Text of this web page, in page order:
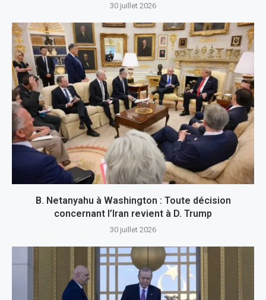
30 juillet 2026
B. Netanyahu à Washington : Toute décision
concernant l’Iran revient à D. Trump
30 juillet 2026